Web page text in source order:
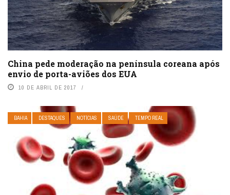
China pede moderação na península coreana após
envio de porta-aviões dos EUA
10 DE ABRIL DE 2017
BAHIA DESTAQUES NOTÍCIAS SAÚDE TEMPO REAL